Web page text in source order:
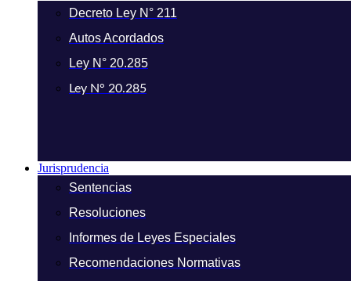
Decreto Ley N° 211
Autos Acordados
Ley N° 20.285
Ley N° 20.285
Jurisprudencia
Sentencias
Resoluciones
Informes de Leyes Especiales
Recomendaciones Normativas